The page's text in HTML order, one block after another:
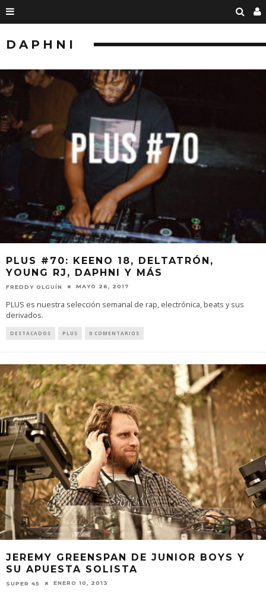
DAPHNI
PLUS #70: KEENO 18, DELTATRÓN,
YOUNG RJ, DAPHNI Y MÁS
FREDDY OLGUÍN MAYO 26, 2017
PLUS es nuestra selección semanal de rap, electrónica, beats y sus
derivados.
DESTACADOS PLUS 0 COMENTARIOS
JEREMY GREENSPAN DE JUNIOR BOYS Y
SU APUESTA SOLISTA
SUPER 45 ENERO 10, 2013